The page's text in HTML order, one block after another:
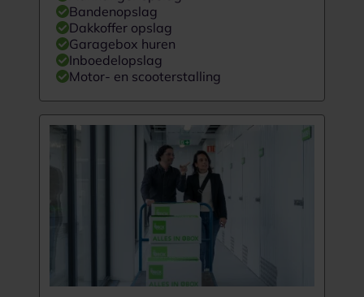
Bandenopslag
Dakkoffer opslag
Garagebox huren
Inboedelopslag
Motor- en scooterstalling